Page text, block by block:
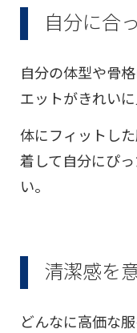
自分に合
自分の体型や骨
エットがきれい
体にフィットし
着して自分にぴ
い。
清潔感を
どんなに高価な